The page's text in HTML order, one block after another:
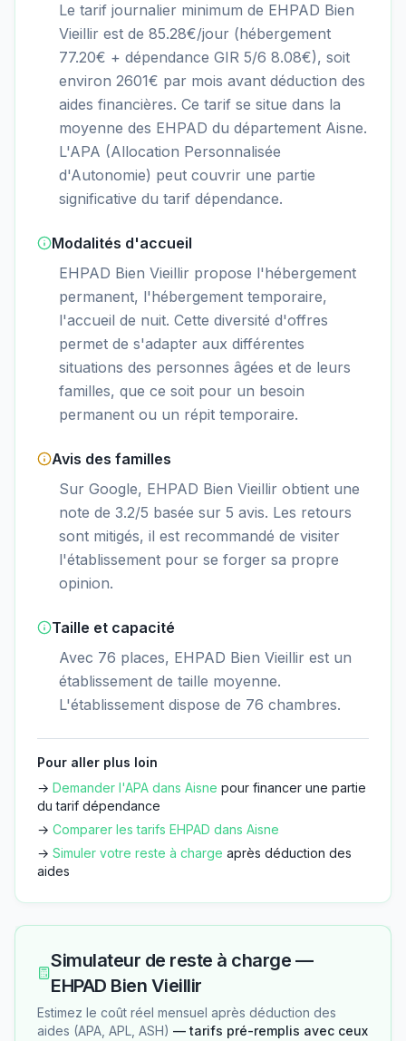
Le tarif journalier minimum de EHPAD Bien
Vieillir est de 85.28€/jour (hébergement
77.20€ + dépendance GIR 5/6 8.08€), soit
environ 2601€ par mois avant déduction des
aides financières. Ce tarif se situe dans la
moyenne des EHPAD du département Aisne.
L'APA (Allocation Personnalisée
d'Autonomie) peut couvrir une partie
significative du tarif dépendance.
Modalités d'accueil
EHPAD Bien Vieillir propose l'hébergement
permanent, l'hébergement temporaire,
l'accueil de nuit. Cette diversité d'offres
permet de s'adapter aux différentes
situations des personnes âgées et de leurs
familles, que ce soit pour un besoin
permanent ou un répit temporaire.
Avis des familles
Sur Google, EHPAD Bien Vieillir obtient une
note de 3.2/5 basée sur 5 avis. Les retours
sont mitigés, il est recommandé de visiter
l'établissement pour se forger sa propre
opinion.
Taille et capacité
Avec 76 places, EHPAD Bien Vieillir est un
établissement de taille moyenne.
L'établissement dispose de 76 chambres.
Pour aller plus loin
→ Demander l'APA dans Aisne pour financer une partie
du tarif dépendance
→ Comparer les tarifs EHPAD dans Aisne
→ Simuler votre reste à charge après déduction des
aides
Simulateur de reste à charge —
EHPAD Bien Vieillir
Estimez le coût réel mensuel après déduction des
aides (APA, APL, ASH) — tarifs pré-remplis avec ceux